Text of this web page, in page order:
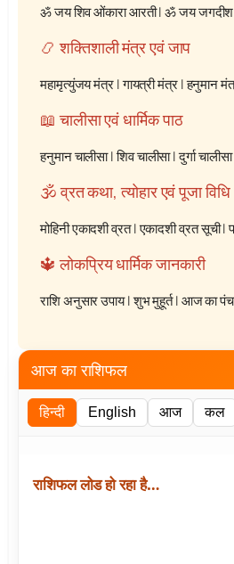
ॐ जय शिव ओंकारा आरती|ॐ जय जगदीश
📿 शक्तिशाली मंत्र एवं जाप
महामृत्युंजय मंत्र|गायत्री मंत्र|हनुमान
📖 चालीसा एवं धार्मिक पाठ
हनुमान चालीसा|शिव चालीसा|दुर्गा चालीसा
🕉️ व्रत कथा, त्योहार एवं पूजा विधि
मोहिनी एकादशी व्रत|एकादशी व्रत सूची|
🔱 लोकप्रिय धार्मिक जानकारी
राशि अनुसार उपाय|शुभ मुहूर्त|आज का
आज का राशिफल
हिन्दी English आज कल
राशिफल लोड हो रहा है…